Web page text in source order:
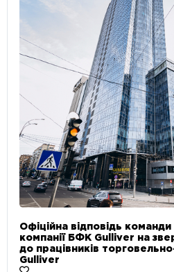
Офіційна відповідь
компанії БФК Gulliver на
до працівників
Gulliver